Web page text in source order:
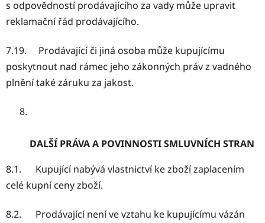
s odpovědností prodávajícího za vady může upravit
reklamační řád prodávajícího.
7.19. Prodávající či jiná osoba může kupujícímu
poskytnout nad rámec jeho zákonných práv z vadného
plnění také záruku za jakost.
DALŠÍ PRÁVA A POVINNOSTI SMLUVNÍCH STRAN
8.1. Kupující nabývá vlastnictví ke zboží zaplacením
celé kupní ceny zboží.
8.2. Prodávající není ve vztahu ke kupujícímu vázán